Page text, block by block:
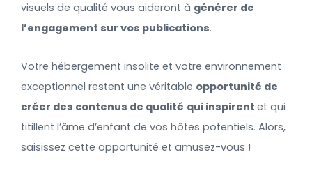
visuels de qualité vous aideront à générer de
l’engagement sur vos publications.
Votre hébergement insolite et votre environnement
exceptionnel restent une véritable opportunité de
créer des contenus de qualité qui inspirent et qui
titillent l’âme d’enfant de vos hôtes potentiels. Alors,
saisissez cette opportunité et amusez-vous !